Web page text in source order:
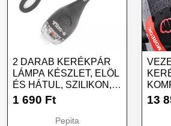
2 DARAB KERÉKPÁR
LÁMPA KÉSZLET, ELÖL
ÉS HÁTUL, SZILIKON,
4X3,3X6,...
1 690 Ft
Pepita
13